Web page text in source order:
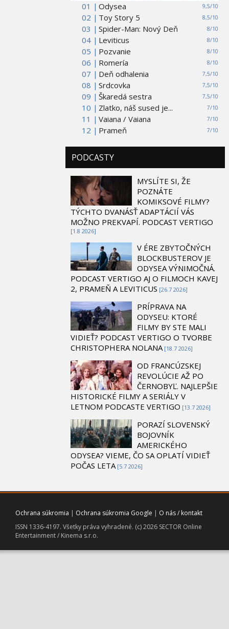
01 | 9,5/10
Odysea
02 |
8,5/10
Toy Story 5
03 |
8/10
Spider-Man: Nový Deň
04 |
8/10
Leviticus
05 |
8/10
Pozvanie
06 |
8/10
Romería
07 |
7,5/10
Deň odhalenia
08 |
7,5/10
Srdcovka
09 |
7,5/10
Škaredá sestra
10 |
7/10
Zlatko, náš sused je...
11 |
7/10
Vaiana / Vaiana
12 |
7/10
Prameň
PODCASTY
MYSLÍTE SI, ŽE
POZNÁTE
KOMIKSOVÉ FILMY?
TÝCHTO DVANÁSŤ ADAPTÁCIÍ VÁS
MOŽNO PREKVAPÍ. PODCAST VERTIGO
[1.8 2026]
V ÉRE ZBYTOČNÝCH
BLOCKBUSTEROV JE
ODYSEA VÝNIMOČNÁ.
PODCAST VERTIGO AJ O FILMOCH KAVEJ
2, PRAMEŇ A LEVITICUS [26.7 2026]
PRÍPRAVA NA
ODYSEU: KTORÉ
FILMY BY STE MALI
VIDIEŤ? PODCAST VERTIGO O TVORBE
CHRISTOPHERA NOLANA [18.7 2026]
OD FRANCÚZSKEJ
REVOLÚCIE AŽ PO
ČERNOBYĽ. NAJLEPŠIE
HISTORICKÉ FILMY A SERIÁLY V
LETNOM PODCASTE VERTIGO [13.7 2026]
PORAZÍ SLOVENSKÝ
BOJOVNÍK
AMERICKÉHO
ODYSEA? VIEME, ČO SA OPLATÍ VIDIEŤ
POČAS LETA [5.7 2026]
Ochrana súkromia | Ochrana súkromia Google | O nás / kontakt
ISSN 1336-4197. Všetky práva vyhradené. (c) 2026 SECTOR Online
Entertainment / Kinema s.r.o.